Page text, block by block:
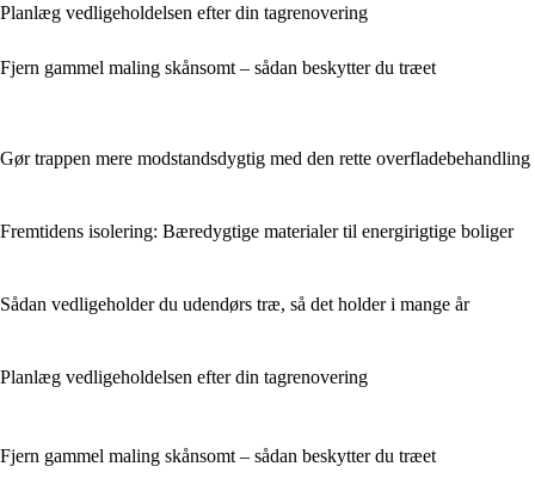
Planlæg vedligeholdelsen efter din tagrenovering
Fjern gammel maling skånsomt – sådan beskytter du træet
Gør trappen mere modstandsdygtig med den rette overfladebehandling
Fremtidens isolering: Bæredygtige materialer til energirigtige boliger
Sådan vedligeholder du udendørs træ, så det holder i mange år
Planlæg vedligeholdelsen efter din tagrenovering
Fjern gammel maling skånsomt – sådan beskytter du træet